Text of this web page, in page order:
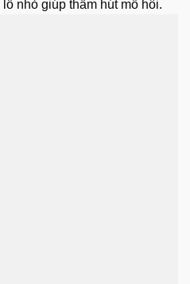
nhỏ giúp thấm hút mồ hôi.